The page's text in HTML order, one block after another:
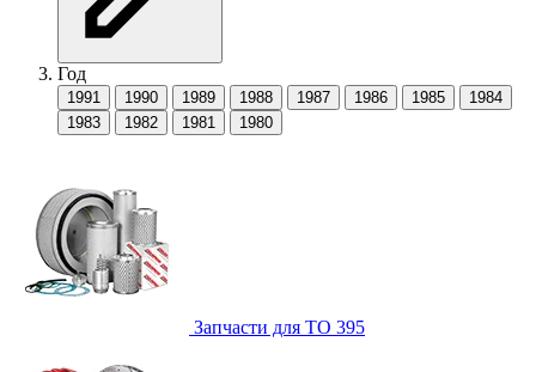
Год
1991 1990 1989 1988 1987 1986 1985
1984
1983
1982 1981 1980
Запчасти для ТО 395